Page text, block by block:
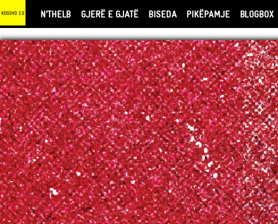
N’THELB GJERË E GJATË BISEDA PIKËPAMJE BLOGBOX